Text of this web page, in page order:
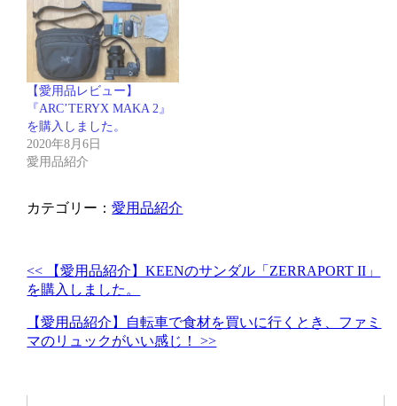
【愛用品レビュー】
『ARC’TERYX MAKA 2』
を購入しました。
2020年8月6日
愛用品紹介
カテゴリー：愛用品紹介
<< 【愛用品紹介】KEENのサンダル「ZERRAPORT II」
を購入しました。
【愛用品紹介】自転車で食材を買いに行くとき、ファミ
マのリュックがいい感じ！ >>